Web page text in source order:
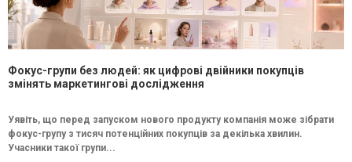
Фокус-групи без людей: як цифрові двійники покупців
змінять маркетингові дослідження
Уявіть, що перед запуском нового продукту компанія може зібрати
фокус-групу з тисяч потенційних покупців за декілька хвилин.
Учасники такої групи...